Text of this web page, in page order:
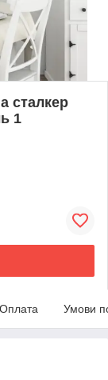
сталкер
1
Оплата Умови